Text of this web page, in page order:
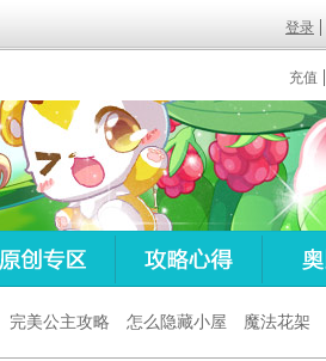
登录
充值
完美公主攻略 怎么隐藏小屋 魔法花架